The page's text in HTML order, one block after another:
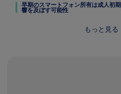
早期のスマートフォン所有は成人初
響を及ぼす可能性
もっと見る